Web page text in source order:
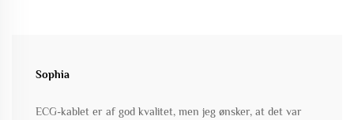
Sophia
ECG-kablet er af god kvalitet, men jeg ønsker, at det var